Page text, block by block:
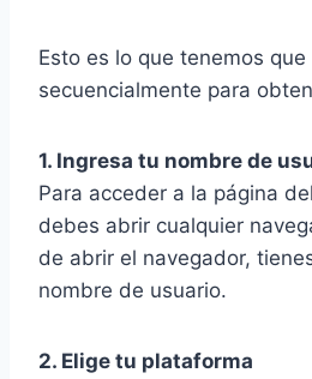
Esto es lo que tenemos que
secuencialmente para
1. Ingresa tu nombre de
Para acceder a la página
debes abrir cualquier
de abrir el navegador,
nombre de usuario.
2. Elige tu plataforma